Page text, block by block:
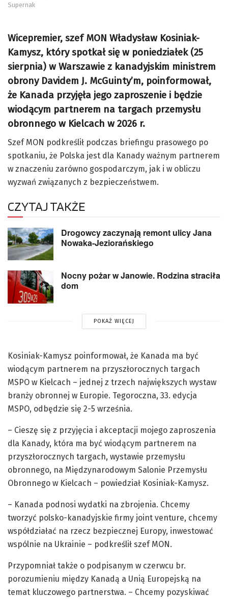
Supernak
Wicepremier, szef MON Władysław Kosiniak-
Kamysz, który spotkał się w poniedziałek (25
sierpnia) w Warszawie z kanadyjskim ministrem
obrony Davidem J. McGuinty’m, poinformował,
że Kanada przyjęła jego zaproszenie i będzie
wiodącym partnerem na targach przemysłu
obronnego w Kielcach w 2026 r.
Szef MON podkreślił podczas briefingu prasowego po
spotkaniu, że Polska jest dla Kanady ważnym partnerem
w znaczeniu zarówno gospodarczym, jak i w obliczu
wyzwań związanych z bezpieczeństwem.
CZYTAJ TAKŻE
Drogowcy zaczynają remont ulicy Jana
Nowaka-Jeziorańskiego
Nocny pożar w Janowie. Rodzina straciła
dom
POKAŻ WIĘCEJ
Kosiniak-Kamysz poinformował, że Kanada ma być
wiodącym partnerem na przyszłorocznych targach
MSPO w Kielcach – jednej z trzech największych wystaw
branży obronnej w Europie. Tegoroczna, 33. edycja
MSPO, odbędzie się 2-5 września.
– Cieszę się z przyjęcia i akceptacji mojego zaproszenia
dla Kanady, która ma być wiodącym partnerem na
przyszłorocznych targach, wystawie przemysłu
obronnego, na Międzynarodowym Salonie Przemysłu
Obronnego w Kielcach – powiedział Kosiniak-Kamysz.
– Kanada podnosi wydatki na zbrojenia. Chcemy
tworzyć polsko-kanadyjskie firmy joint venture, chcemy
współdziałać na rzecz bezpiecznej Europy, inwestować
wspólnie na Ukrainie – podkreślił szef MON.
Przypomniał także o podpisanym w czerwcu br.
porozumieniu między Kanadą a Unią Europejską na
temat kluczowego partnerstwa. – Chcemy pozyskiwać